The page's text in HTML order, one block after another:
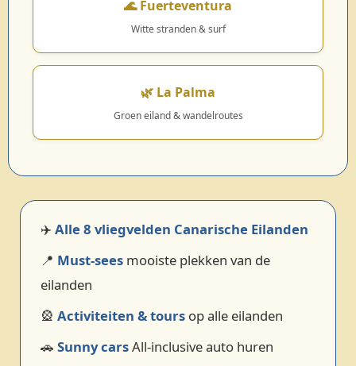
🌊 Fuerteventura
Witte stranden & surf
🌿 La Palma
Groen eiland & wandelroutes
✈️ Alle 8 vliegvelden Canarische Eilanden
📍 Must‑sees mooiste plekken van de
eilanden
🎡 Activiteiten & tours op alle eilanden
🚗 Sunny carsAll-inclusive auto huren